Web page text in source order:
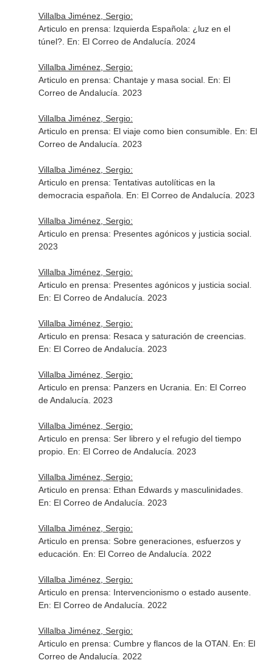
Villalba Jiménez, Sergio:
Articulo en prensa: Izquierda Española: ¿luz en el
túnel?. En: El Correo de Andalucía . 2024
Villalba Jiménez, Sergio:
Articulo en prensa: Chantaje y masa social. En: El
Correo de Andalucía . 2023
Villalba Jiménez, Sergio:
Articulo en prensa: El viaje como bien consumible. En: El
Correo de Andalucía . 2023
Villalba Jiménez, Sergio:
Articulo en prensa: Tentativas autolíticas en la
democracia española. En: El Correo de Andalucía . 2023
Villalba Jiménez, Sergio:
Articulo en prensa: Presentes agónicos y justicia social.
2023
Villalba Jiménez, Sergio:
Articulo en prensa: Presentes agónicos y justicia social.
En: El Correo de Andalucía . 2023
Villalba Jiménez, Sergio:
Articulo en prensa: Resaca y saturación de creencias.
En: El Correo de Andalucía . 2023
Villalba Jiménez, Sergio:
Articulo en prensa: Panzers en Ucrania. En: El Correo
de Andalucía . 2023
Villalba Jiménez, Sergio:
Articulo en prensa: Ser librero y el refugio del tiempo
propio. En: El Correo de Andalucía . 2023
Villalba Jiménez, Sergio:
Articulo en prensa: Ethan Edwards y masculinidades.
En: El Correo de Andalucía . 2023
Villalba Jiménez, Sergio:
Articulo en prensa: Sobre generaciones, esfuerzos y
educación. En: El Correo de Andalucía . 2022
Villalba Jiménez, Sergio:
Articulo en prensa: Intervencionismo o estado ausente.
En: El Correo de Andalucía . 2022
Villalba Jiménez, Sergio:
Articulo en prensa: Cumbre y flancos de la OTAN. En: El
Correo de Andalucía . 2022